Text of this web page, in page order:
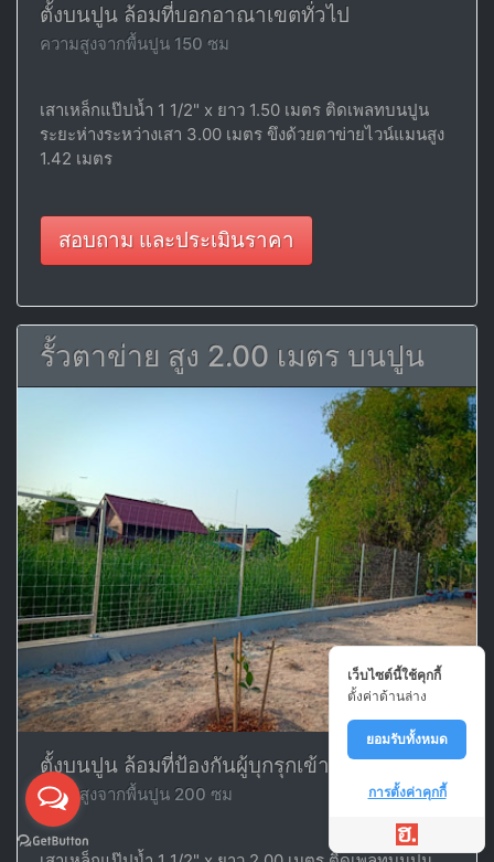
ตั้งบนปูน ล้อมที่บอกอาณาเขตทั่วไป
ความสูงจากพื้นปูน 150 ซม
เสาเหล็กแป๊ปน้ำ 1 1/2" x ยาว 1.50 เมตร ติดเพลทบนปูน
ระยะห่างระหว่างเสา 3.00 เมตร ขึงด้วยตาข่ายไวน์แมนสูง
1.42 เมตร
สอบถาม และประเมินราคา
รั้วตาข่าย สูง 2.00 เมตร บนปูน
ตั้งบนปูน ล้อมที่ป้องกันผู้บุกรุกเข้ามา
ความสูงจากพื้นปูน 200 ซม
เว็บไซต์นี้ใช้คุกกี้
ตั้งค่าด้านล่าง
ยอมรับทั้งหมด
การตั้งค่าคุกกี้